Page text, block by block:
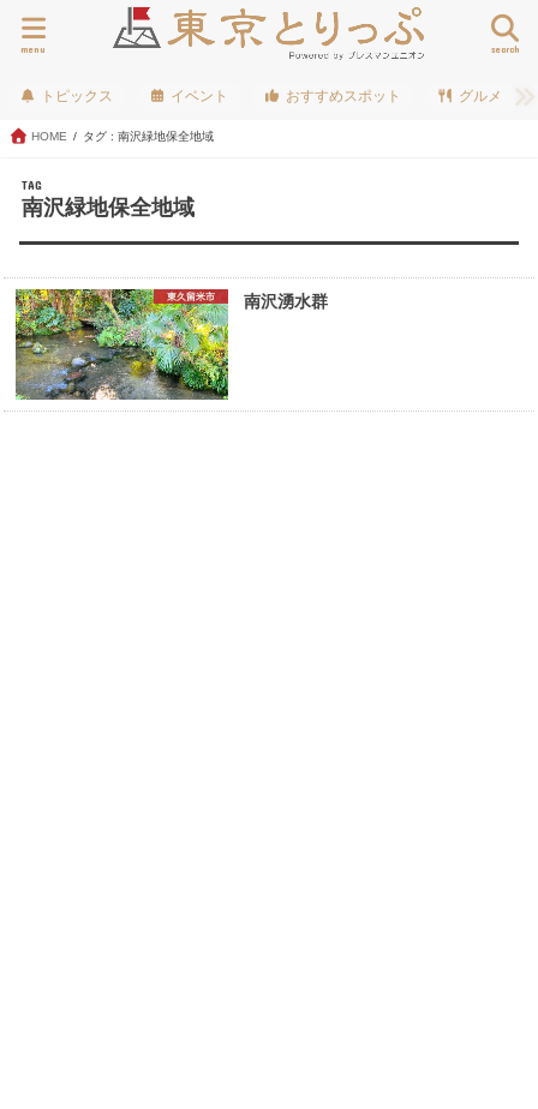
search
menu
トピックス イベント おすすめスポット グルメ
HOME タグ : 南沢緑地保全地域
TAG
南沢緑地保全地域
東久留米市 南沢湧水群